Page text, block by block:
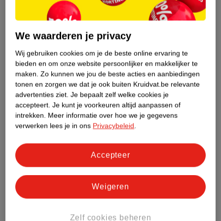
Kruidvat Banana Oats
Lemoncurd
Maaltijdshake
434g
11.
33
Lucovitaal Calcium &
D3 800Ie
Kauwtabletten
90 stuks
15.
We waarderen je privacy
Wij gebruiken cookies om je de beste online ervaring te
bieden en om onze website persoonlijker en makkelijker te
maken. Zo kunnen we jou de beste acties en aanbiedingen
tonen en zorgen we dat je ook buiten Kruidvat.be relevante
advertenties ziet. Je bepaalt zelf welke cookies je
accepteert. Je kunt je voorkeuren altijd aanpassen of
intrekken. Meer informatie over hoe we je gegevens
verwerken lees je in ons Privacybeleid.
Zelf cookies beheren
Weigeren
Accepteer